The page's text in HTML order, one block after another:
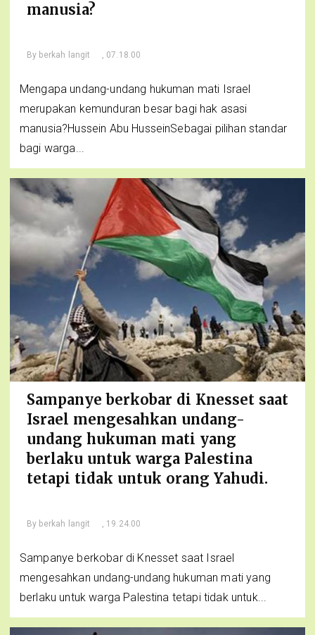
manusia?
By berkah langit , 07.18.00
Mengapa undang-undang hukuman mati Israel
merupakan kemunduran besar bagi hak asasi
manusia?Hussein Abu HusseinSebagai pilihan standar
bagi warga...
Sampanye berkobar di Knesset saat
Israel mengesahkan undang-
undang hukuman mati yang
berlaku untuk warga Palestina
tetapi tidak untuk orang Yahudi.
By berkah langit , 19.24.00
Sampanye berkobar di Knesset saat Israel
mengesahkan undang-undang hukuman mati yang
berlaku untuk warga Palestina tetapi tidak untuk...